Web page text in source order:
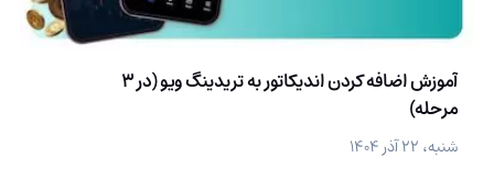
آموزش اضافه کردن اندیکاتور به تریدینگ ویو (در 3
مرحله)
شنبه، ۲۲ آذر ۱۴۰۴